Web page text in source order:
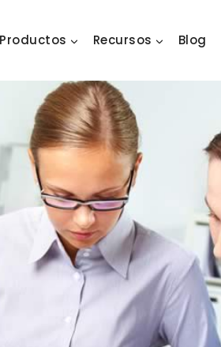
Productos Recursos Blog